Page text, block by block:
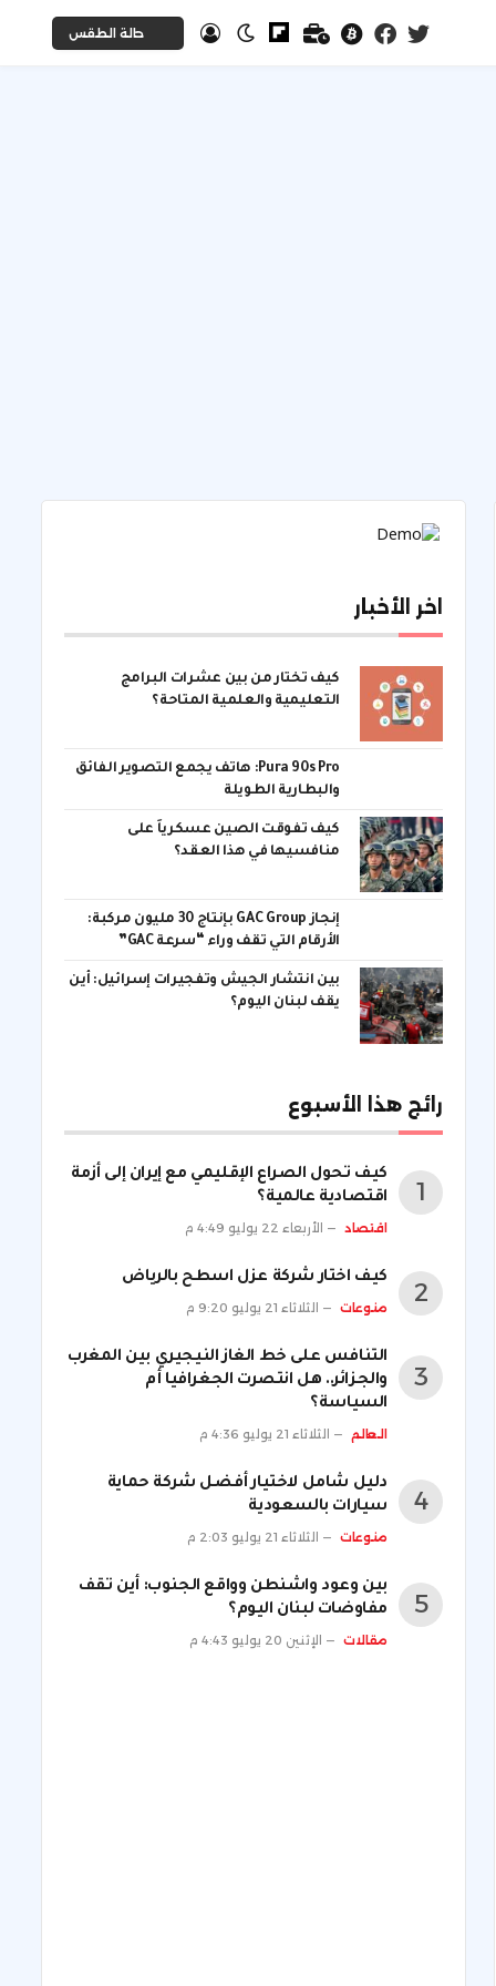
حالة الطقس
اخر الأخبار
كيف تختار من بين عشرات البرامج
التعليمية والعلمية المتاحة؟
Pura 90s Pro: هاتف يجمع التصوير الفائق
والبطارية الطويلة
كيف تفوقت الصين عسكرياً على
منافسيها في هذا العقد؟
إنجاز GAC Group بإنتاج 30 مليون مركبة:
الأرقام التي تقف وراء “سرعة GAC”
بين انتشار الجيش وتفجيرات إسرائيل: أين
يقف لبنان اليوم؟
رائج هذا الأسبوع
كيف تحول الصراع الإقليمي مع إيران إلى أزمة
اقتصادية عالمية؟
اقتصاد الأربعاء 22 يوليو 4:49 م
كيف اختار شركة عزل اسطح بالرياض
منوعات الثلاثاء 21 يوليو 9:20 م
التنافس على خط الغاز النيجيري بين المغرب
والجزائر.. هل انتصرت الجغرافيا أم
السياسة؟
العالم الثلاثاء 21 يوليو 4:36 م
دليل شامل لاختيار أفضل شركة حماية
سيارات بالسعودية
منوعات الثلاثاء 21 يوليو 2:03 م
بين وعود واشنطن وواقع الجنوب: أين تقف
مفاوضات لبنان اليوم؟
مقالات الإثنين 20 يوليو 4:43 م